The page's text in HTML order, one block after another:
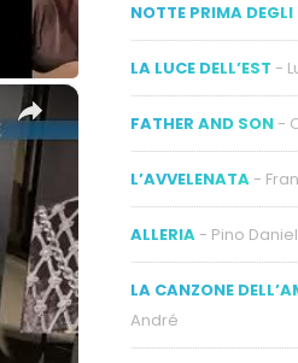
×
NOTTE PRIMA DEGLI
LA LUCE DELL’EST -
FATHER AND SON -
L’AVVELENATA -
ALLERIA - Pino
LA CANZONE
André